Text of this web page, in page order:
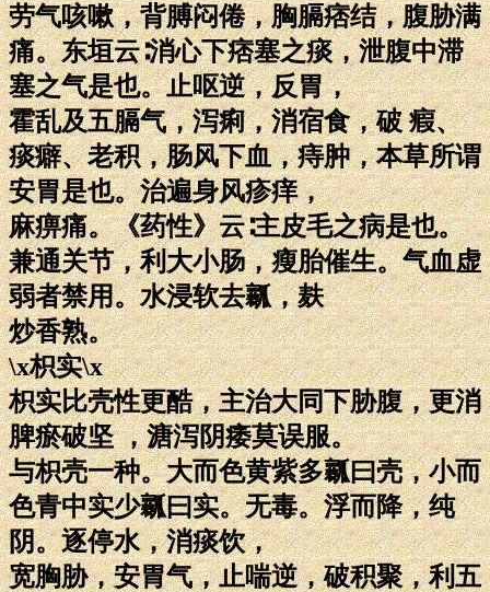
劳气咳嗽，背膊闷倦，胸膈痞结，腹胁满
痛。东垣云∶消心下痞塞之痰，泄腹中滞
塞之气是也。止呕逆，反胃，
霍乱及五膈气，泻痢，消宿食，破 瘕、
痰癖、老积，肠风下血，痔肿，本草所谓
安胃是也。治遍身风疹痒，
麻痹痛。《药性》云∶主皮毛之病是也。
兼通关节，利大小肠，瘦胎催生。气血虚
弱者禁用。水浸软去瓤，麸
炒香熟。
\x枳实\x
枳实比壳性更酷，主治大同下胁腹，更消
脾瘀破坚 ，溏泻阴痿莫误服。
与枳壳一种。大而色黄紫多瓤曰壳，小而
色青中实少瓤曰实。无毒。浮而降，纯
阴。逐停水，消痰饮，
宽胸胁，安胃气，止喘逆，破积聚，利五